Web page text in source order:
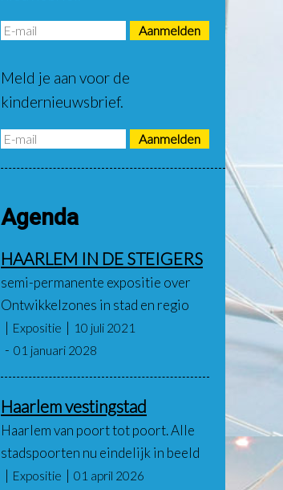
Meld je aan voor de
kindernieuwsbrief.
Agenda
HAARLEM IN DE STEIGERS
semi-permanente expositie over
Ontwikkelzones in stad en regio
Expositie
10 juli 2021
01 januari 2028
Haarlem vestingstad
Haarlem van poort tot poort. Alle
stadspoorten nu eindelijk in beeld
Expositie
01 april 2026